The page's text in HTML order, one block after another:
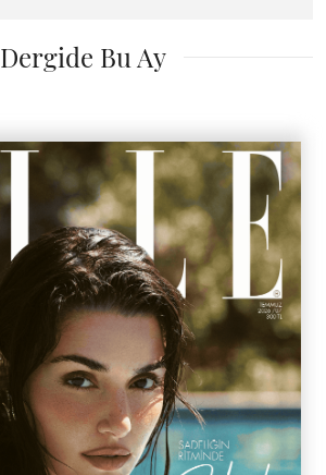
Dergide Bu Ay